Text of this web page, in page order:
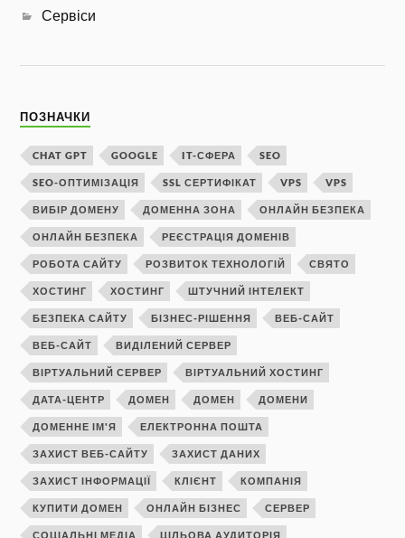
Сервіси
ПОЗНАЧКИ
CHAT GPT GOOGLE IT-СФЕРА SEO
SEO-ОПТИМІЗАЦІЯ SSL СЕРТИФІКАТ VPS VPS
ВИБІР ДОМЕНУ ДОМЕННА ЗОНА ОНЛАЙН БЕЗПЕКА
ОНЛАЙН БЕЗПЕКА РЕЄСТРАЦІЯ ДОМЕНІВ
РОБОТА САЙТУ РОЗВИТОК ТЕХНОЛОГІЙ СВЯТО
ХОСТИНГ ХОСТИНГ ШТУЧНИЙ ІНТЕЛЕКТ
БЕЗПЕКА САЙТУ БІЗНЕС-РІШЕННЯ ВЕБ-САЙТ
ВЕБ-САЙТ ВИДІЛЕНИЙ СЕРВЕР
ВІРТУАЛЬНИЙ СЕРВЕР ВІРТУАЛЬНИЙ ХОСТИНГ
ДАТА-ЦЕНТР ДОМЕН ДОМЕН ДОМЕНИ
ДОМЕННЕ ІМ'Я ЕЛЕКТРОННА ПОШТА
ЗАХИСТ ВЕБ-САЙТУ ЗАХИСТ ДАНИХ
ЗАХИСТ ІНФОРМАЦІЇ КЛІЄНТ КОМПАНІЯ
КУПИТИ ДОМЕН ОНЛАЙН БІЗНЕС СЕРВЕР
СОЦІАЛЬНІ МЕДІА ЦІЛЬОВА АУДИТОРІЯ